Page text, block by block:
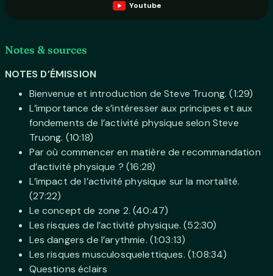
Youtube
Notes & sources
NOTES D’ÉMISSION
Bienvenue et introduction de Steve Truong. (1:29)
L’importance de s’intéresser aux principes et aux
fondements de l’activité physique selon Steve
Truong. (10:18)
Par où commencer en matière de recommandation
d’activité physique ? (16:28)
L’impact de l’activité physique sur la mortalité.
(27:22)
Le concept de zone 2. (40:47)
Les risques de l’activité physique. (52:30)
Les dangers de l’arythmie. (1:03:13)
Les risques musculosquelettiques. (1:08:34)
Questions éclairs